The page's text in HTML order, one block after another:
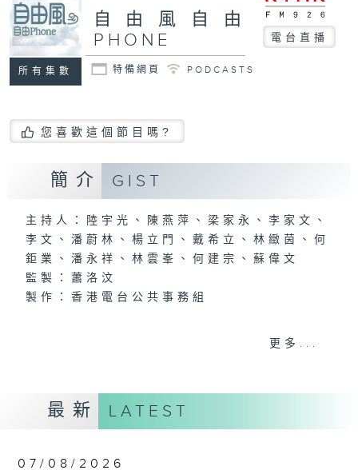
所有集數
自由風自由
PHONE
電台直播
特備網頁 PODCASTS
您喜歡這個節目嗎?
簡介 GIST
主持人：陸宇光、陳燕萍、梁家永、李家文、
李文、潘蔚林、楊立門、戴希立、林緻茵、何
鉅業、潘永祥、林雲峯、何建宗、蘇偉文
監製：蕭洛汶
製作：香港電台公共事務組
香港電台公共事務組
讚好Like「
RTHK 香港電台公共事務組
Facebook專頁
更多...
最新 LATEST
07/08/2026